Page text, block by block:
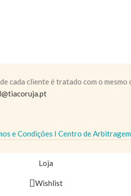
cada cliente é tratado com o mesmo
e Condições I Centro de Arbitragem
Loja
Wishlist